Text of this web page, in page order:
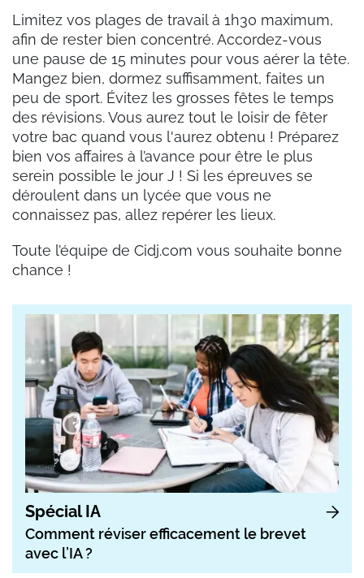
Limitez vos plages de travail à 1h30 maximum,
afin de rester bien concentré. Accordez-vous
une pause de 15 minutes pour vous aérer la tête.
Mangez bien, dormez suffisamment, faites un
peu de sport. Évitez les grosses fêtes le temps
des révisions. Vous aurez tout le loisir de fêter
votre bac quand vous l'aurez obtenu ! Préparez
bien vos affaires à l’avance pour être le plus
serein possible le jour J ! Si les épreuves se
déroulent dans un lycée que vous ne
connaissez pas, allez repérer les lieux.
Toute l’équipe de Cidj.com vous souhaite bonne
chance !
Spécial IA
Comment réviser efficacement le brevet
avec l’IA ?